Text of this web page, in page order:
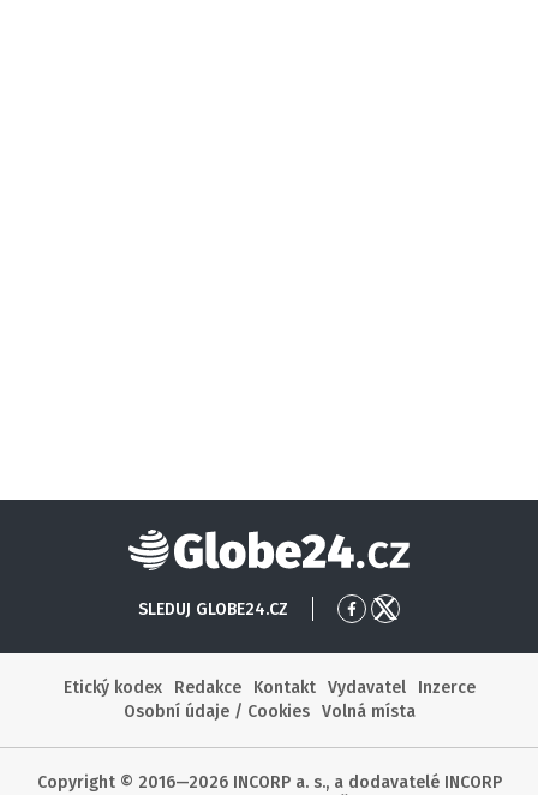
Globe24
SLEDUJ GLOBE24.CZ
PřejítPřejít
Etický kodex
Redakce Kontakt Vydavatel
Inzerce
Osobní údaje / Cookies
Volná místa
Copyright © 2016—2026 INCORP a. s., a dodavatelé INCORP